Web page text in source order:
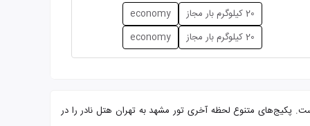
20 کیلوگرم بار مجاز economy
20 کیلوگرم بار مجاز economy
از شما میهمانان عزیز است. پکیج‌های متنوع لحظه آخری تور مشهد به تهران هتل نادر را در